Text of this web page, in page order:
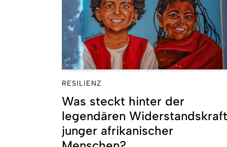
RESILIENZ
Was steckt hinter der
legendären Widerstandskraft
junger afrikanischer